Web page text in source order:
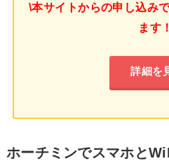
\本サイトからの申し込み
ます
詳細を
ホーチミンでスマホと